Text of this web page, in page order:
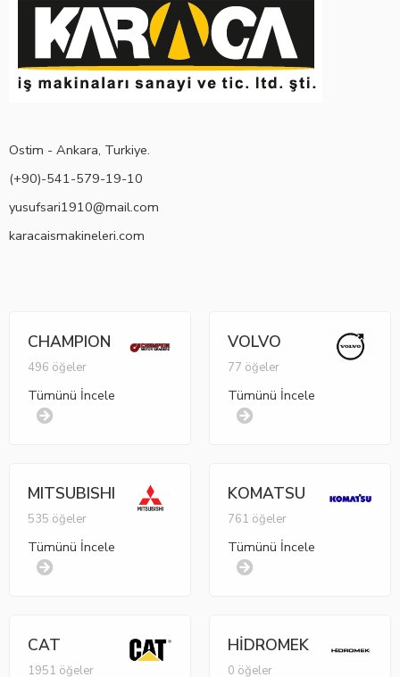
Ostim - Ankara, Turkiye.
(+90)-541-579-19-10
yusufsari1910@mail.com
karacaismakineleri.com
CHAMPION
496 öğeler
Tümünü İncele
VOLVO
77 öğeler
Tümünü İncele
MITSUBISHI
535 öğeler
Tümünü İncele
KOMATSU
761 öğeler
Tümünü İncele
CAT
1951 öğeler
HİDROMEK
0 öğeler